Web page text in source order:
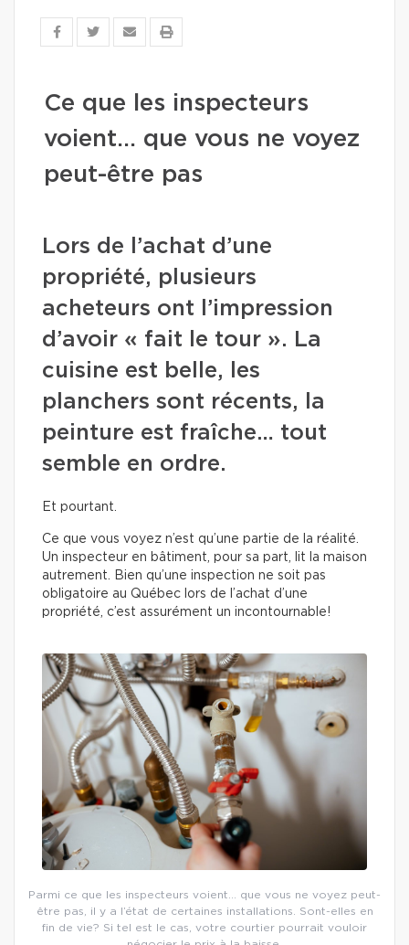
Ce que les inspecteurs
voient… que vous ne voyez
peut-être pas
Lors de l’achat d’une
propriété, plusieurs
acheteurs ont l’impression
d’avoir « fait le tour ». La
cuisine est belle, les
planchers sont récents, la
peinture est fraîche… tout
semble en ordre.
Et pourtant.
Ce que vous voyez n’est qu’une partie de la réalité.
Un inspecteur en bâtiment, pour sa part, lit la maison
autrement. Bien qu’une inspection ne soit pas
obligatoire au Québec lors de l’achat d’une
propriété, c’est assurément un incontournable!
Parmi ce que les inspecteurs voient… que vous ne voyez peut-
être pas, il y a l’état de certaines installations. Sont-elles en
fin de vie? Si tel est le cas, votre courtier pourrait vouloir